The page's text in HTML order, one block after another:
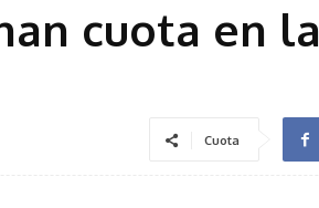
cuota en la
Cuota